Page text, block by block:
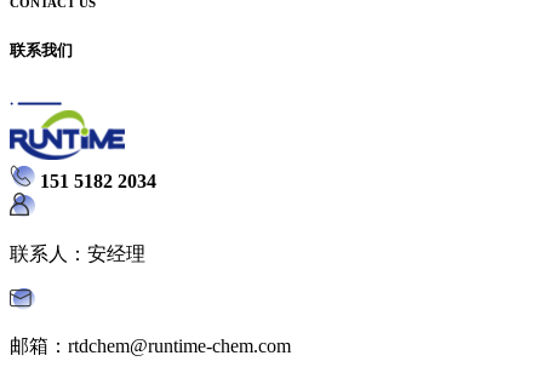
联系我们
151 5182 2034
联系人：安经理
邮箱：rtdchem@runtime-chem.com